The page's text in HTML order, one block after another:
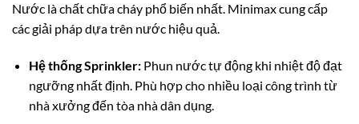
Nước là chất chữa cháy phổ biến nhất. Minimax cung cấp
các giải pháp dựa trên nước hiệu quả.
Hệ thống Sprinkler:Phun nước tự động khi nhiệt độ đạt
ngưỡng nhất định. Phù hợp cho nhiều loại công trình từ
nhà xưởng đến tòa nhà dân dụng.